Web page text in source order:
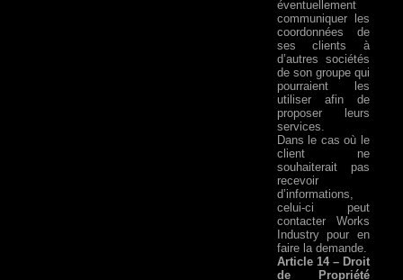
éventuellement
communiquer les
coordonnées de
ses clients à
d’autres sociétés
de son groupe qui
pourraient les
utiliser afin de
proposer leurs
services.
Dans le cas où le
client ne
souhaiterait pas
recevoir
d’informations,
celui-ci peut
contacter Works
Industry pour en
faire la demande.
Article 14 – Droit
de Propriété